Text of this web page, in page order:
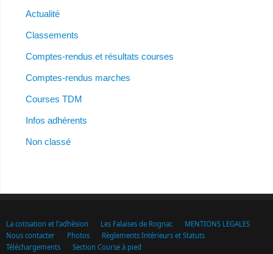
Actualité
Classements
Comptes-rendus et résultats courses
Comptes-rendus marches
Courses TDM
Infos adhérents
Non classé
La cotisation et l’adhésion Les Falaises de Rognac
MENTIONS LEGALES
Nous contacter
Photos
Règlements Intérieurs et Statuts
Téléchargements
Section Course à pied